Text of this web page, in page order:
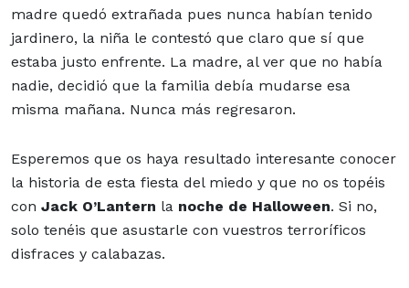
madre quedó extrañada pues nunca habían tenido
jardinero, la niña le contestó que claro que sí que
estaba justo enfrente. La madre, al ver que no había
nadie, decidió que la familia debía mudarse esa
misma mañana. Nunca más regresaron.
Esperemos que os haya resultado interesante conocer
la historia de esta fiesta del miedo y que no os topéis
con Jack O’Lantern la noche de Halloween. Si no,
solo tenéis que asustarle con vuestros terroríficos
disfraces y calabazas.